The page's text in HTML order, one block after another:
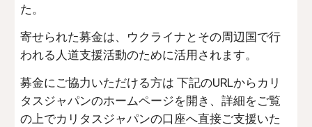
た。
寄せられた募金は、ウクライナとその周辺国で行
われる人道支援活動のために活用されます。
募金にご協力いただける方は 下記のURLからカリ
タスジャパンのホームページを開き、詳細をご覧
の上でカリタスジャパンの口座へ直接ご支援いた